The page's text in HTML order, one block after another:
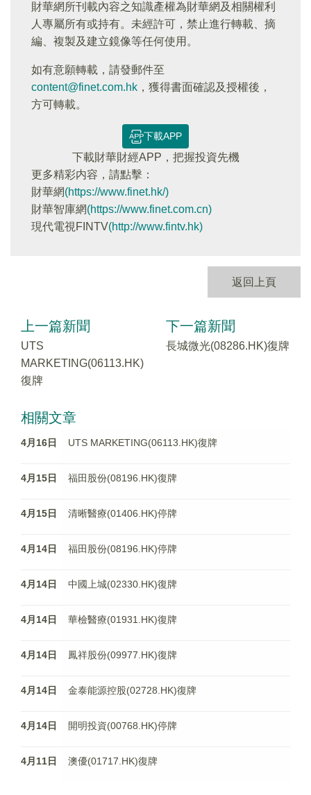
財華網所刊載內容之知識產權為財華網及相關權利
人專屬所有或持有。未經許可，禁止進行轉載、摘
編、複製及建立鏡像等任何使用。
如有意願轉載，請發郵件至
content@finet.com.hk ，獲得書面確認及授權後，
方可轉載。
下載APP
下載財華財經APP，把握投資先機
更多精彩内容，請點擊：
財華網(https://www.finet.hk/)
財華智庫網(https://www.finet.com.cn)
現代電視FINTV(http://www.fintv.hk)
返回上頁
上一篇新聞
UTS
MARKETING(06113.HK)
復牌
下一篇新聞
長城微光(08286.HK)復牌
相關文章
4月16日 UTS MARKETING(06113.HK)復牌
4月15日 福田股份(08196.HK)復牌
4月15日 清晰醫療(01406.HK)停牌
4月14日 福田股份(08196.HK)停牌
4月14日 中國上城(02330.HK)復牌
4月14日 華檢醫療(01931.HK)復牌
4月14日 鳳祥股份(09977.HK)復牌
4月14日 金泰能源控股(02728.HK)復牌
4月14日 開明投資(00768.HK)停牌
4月11日 澳優(01717.HK)復牌